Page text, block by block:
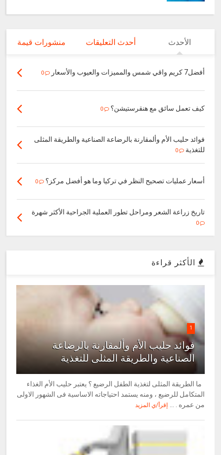
الأحدث أحدث التعليقات منشورات قيمة
أفضل7 كريم واقي شمس والمميزات والعيوب والأسعار 0
كيف تعمل سائق مع هنقرستيشن؟ 0
فوائد حليب الأم وألمقارنة بالرضاعة الصناعية والطريقة المثلى
للتغذية
0
أسعار عمليات تصحيح النظر في تركيا وما هو أفضل مركز؟ 0
تاريخ زراعة الشعر ومراحل تطور العملية الجراحية الأكثر شهرة
0
الأكثر قراءة
1
فوائد حليب الأم وألمقارنة بالرضاعة
الصناعية والطريقة المثلى للتغذية
ما الطريقة المثلى لتغذية الطفل الرضيع ؟ يعتبر حليب الأم الغذاء
المتكامل للرضيع ، ومنه يستمد احتياجاته الاساسية فى الشهور الاولى
من عمره . ...
إقرأ/ي المزيد